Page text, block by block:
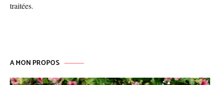
traitées.
A MON PROPOS